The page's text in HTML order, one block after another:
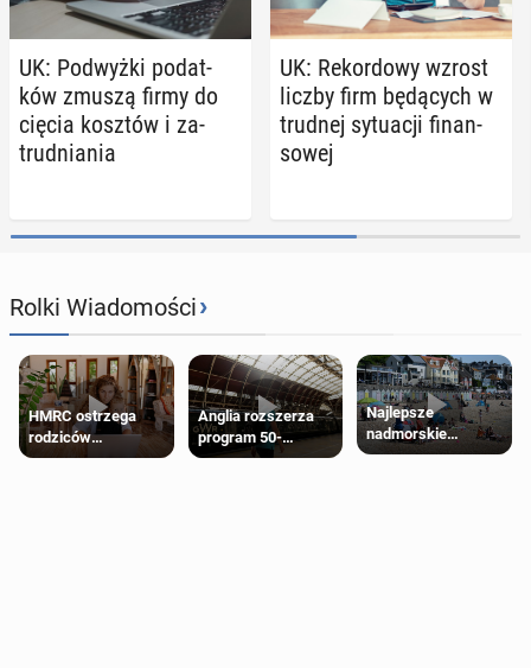
UK: Pod­wyż­ki po­dat­
ków zmuszą firmy do
cięcia kosztów i za­
trud­nia­nia
UK: Re­kor­do­wy wzrost
liczby firm bę­dą­cych w
trudnej sy­tu­acji fi­nan­
so­wej
Rolki Wiadomości›
HMRC ostrzega
rodziców
pobierających Child
Anglia rozszerza
program 50-
procentowych
Najlepsze
nadmorskie
miasteczko blisko